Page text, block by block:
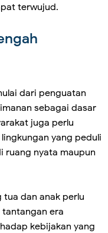
terwujud.
dari penguatan
sebagai dasar
juga perlu
yang peduli
ruang nyata maupun
dan anak perlu
era
kebijakan yang